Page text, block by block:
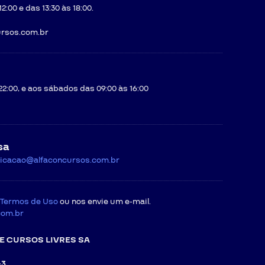
e das 13:30 às 18:00.
e aos sábados das 09:00 às 16:00
Termos de Usoou nos envie um e-mail.
CURSOS LIVRES SA